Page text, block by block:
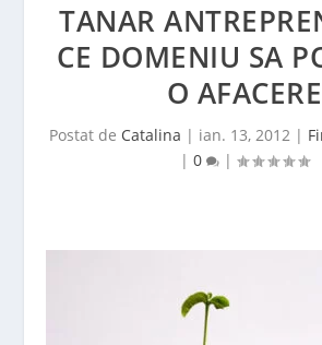
TANAR
CE DOMENIU SA
O AFACERE
Postat de Catalina | ian. 13, 2012 |
| 0 |